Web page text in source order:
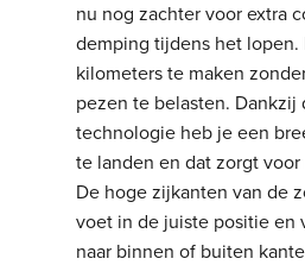
nu nog zachter voor extra
demping tijdens het lopen.
kilometers te maken
pezen te belasten. Dankzij
technologie heb je een
te landen en dat zorgt
De hoge zijkanten van de
voet in de juiste positie en
naar binnen of buiten